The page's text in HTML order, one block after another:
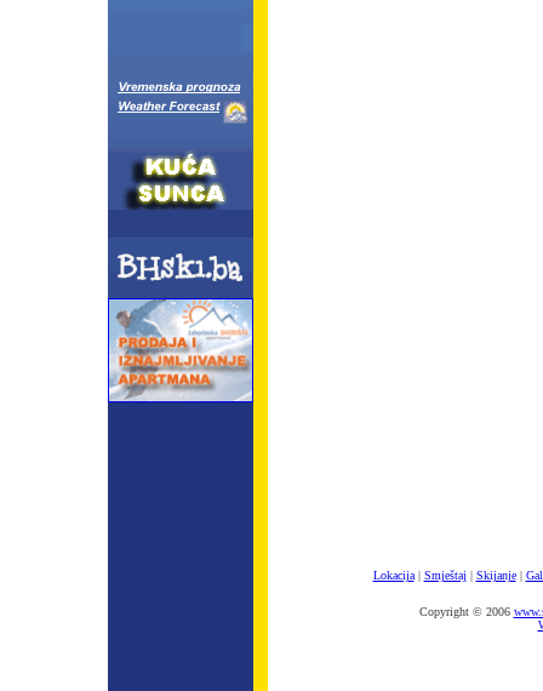
Lokacija| Smještaj | Skijanje|
Copyright © 2006